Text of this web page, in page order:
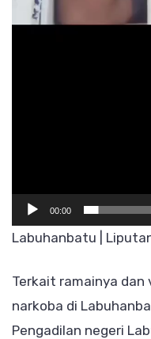
00:00
Labuhanbatu |
Terkait ramainya dan
narkoba di
Pengadilan negeri